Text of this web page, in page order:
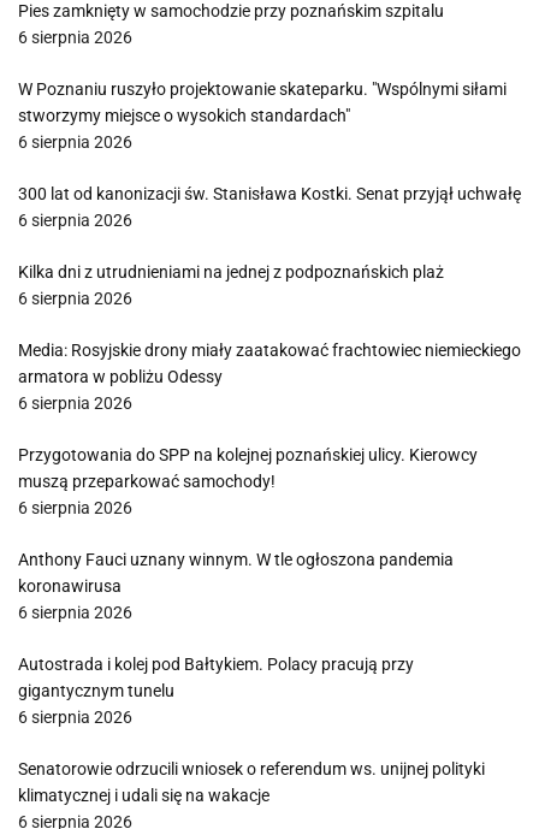
Pies zamknięty w samochodzie przy poznańskim szpitalu
6 sierpnia 2026
W Poznaniu ruszyło projektowanie skateparku. "Wspólnymi siłami
stworzymy miejsce o wysokich standardach"
6 sierpnia 2026
300 lat od kanonizacji św. Stanisława Kostki. Senat przyjął uchwałę
6 sierpnia 2026
Kilka dni z utrudnieniami na jednej z podpoznańskich plaż
6 sierpnia 2026
Media: Rosyjskie drony miały zaatakować frachtowiec niemieckiego
armatora w pobliżu Odessy
6 sierpnia 2026
Przygotowania do SPP na kolejnej poznańskiej ulicy. Kierowcy
muszą przeparkować samochody!
6 sierpnia 2026
Anthony Fauci uznany winnym. W tle ogłoszona pandemia
koronawirusa
6 sierpnia 2026
Autostrada i kolej pod Bałtykiem. Polacy pracują przy
gigantycznym tunelu
6 sierpnia 2026
Senatorowie odrzucili wniosek o referendum ws. unijnej polityki
klimatycznej i udali się na wakacje
6 sierpnia 2026